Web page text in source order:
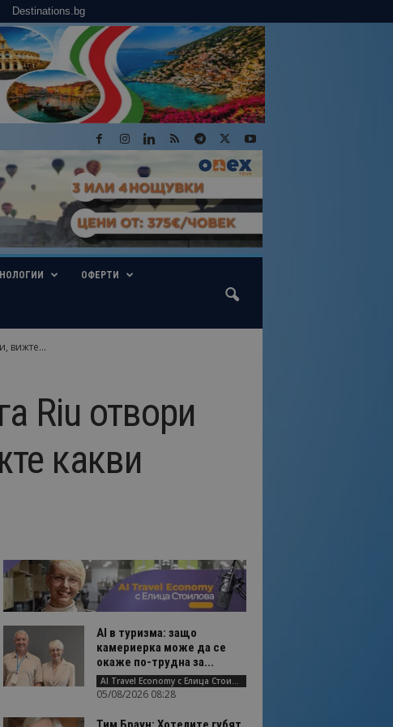
Destinations.bg
ОФЕРТИ
вижте...
Riu отвори
какви
AI в туризма: защо
камериерка може да се
окаже по-трудна за...
AI Travel Economy с Елица Стоилова
05/08/2026 08:28